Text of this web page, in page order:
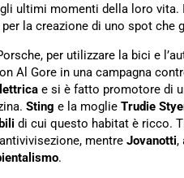
ultimi momenti della loro
per la creazione di uno spot che
per utilizzare la bici e
Al Gore in una campagna
e si è fatto promotore di
Sting e la moglie Trudie
di cui questo habitat è ricco.
mentre Jovanotti,
.